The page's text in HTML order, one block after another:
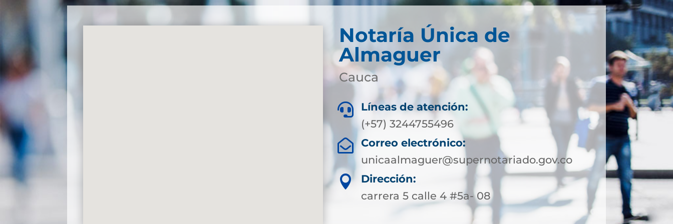
Notaría Única de
Almaguer
Cauca

Líneas de atención:
(+57) 3244755496

Correo electrónico:
unicaalmaguer@supernotariado.gov.co

Dirección:
carrera 5 calle 4 #5a- 08